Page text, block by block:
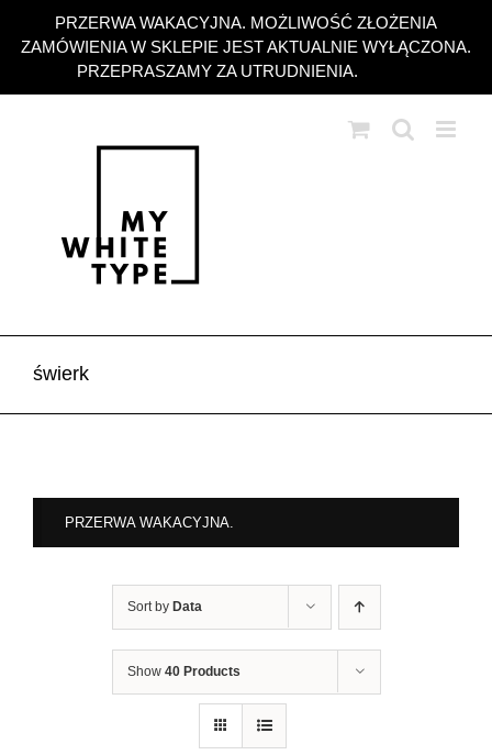
PRZERWA WAKACYJNA. MOŻLIWOŚĆ ZŁOŻENIA
ZAMÓWIENIA W SKLEPIE JEST AKTUALNIE WYŁĄCZONA.
PRZEPRASZAMY ZA UTRUDNIENIA.
zawartości
świerk
PRZERWA WAKACYJNA.
Sort by Data
Show 40 Products